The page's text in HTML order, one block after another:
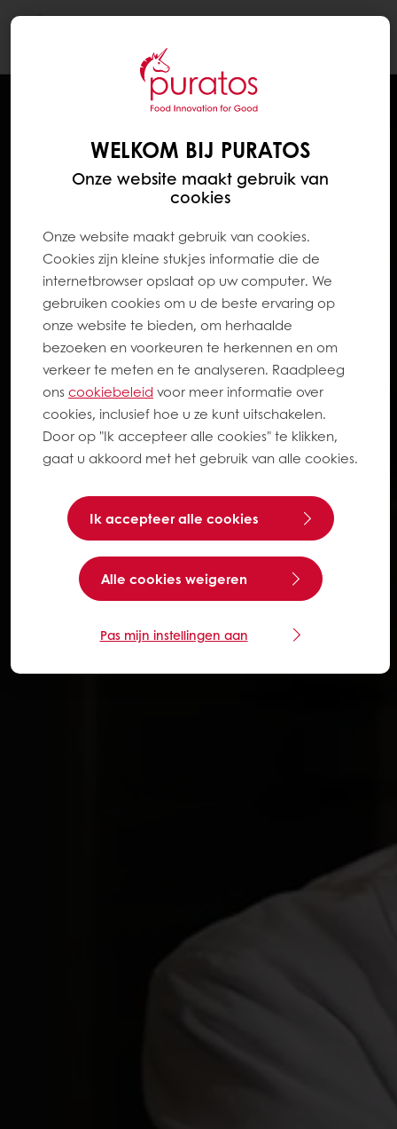
WELKOM BIJ PURATOS
Onze website maakt gebruik van
cookies
Onze website maakt gebruik van cookies.
Cookies zijn kleine stukjes informatie die de
internetbrowser opslaat op uw computer. We
gebruiken cookies om u de beste ervaring op
onze website te bieden, om herhaalde
bezoeken en voorkeuren te herkennen en om
verkeer te meten en te analyseren. Raadpleeg
onscookiebeleid voor meer informatie over
cookies, inclusief hoe u ze kunt uitschakelen.
Door op "Ik accepteer alle cookies" te klikken,
gaat u akkoord met het gebruik van alle cookies.
Ik accepteer alle cookies
Alle cookies weigeren
Pas mijn instellingen aan